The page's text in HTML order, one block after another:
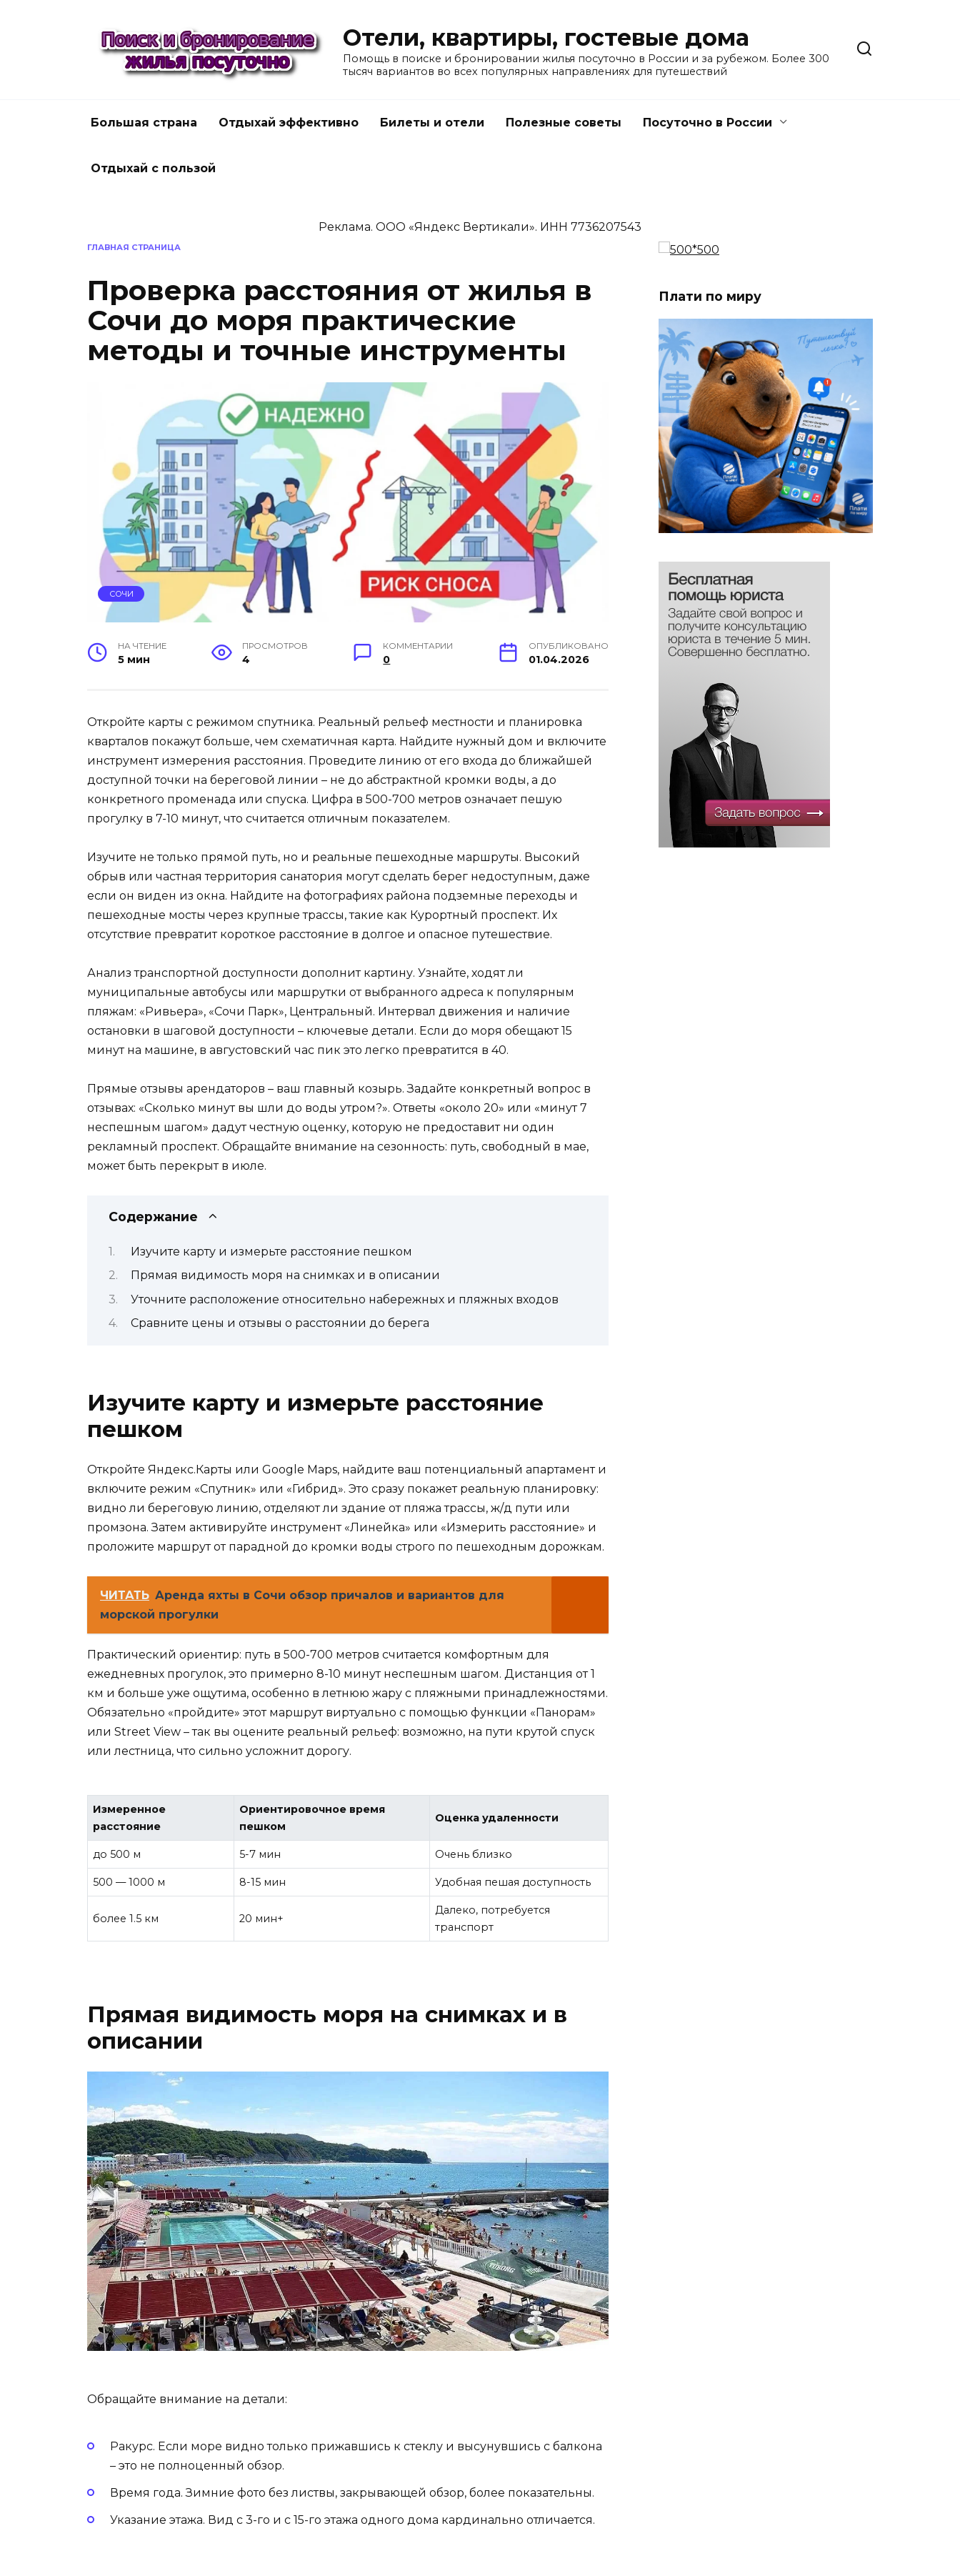
Отели, квартиры, гостевые дома
Помощь в поиске и бронировании жилья посуточно в России и за рубежом. Более 300
тысяч вариантов во всех популярных направлениях для путешествий
Большая страна Отдыхай эффективно Билеты и отели Полезные советы Посуточно в России
Отдыхай с пользой
Реклама. ООО «Яндекс Вертикали». ИНН 7736207543
ГЛАВНАЯ СТРАНИЦА
Проверка расстояния от жилья в
Сочи до моря практические
методы и точные инструменты
СОЧИ
НА ЧТЕНИЕ
5 мин
ПРОСМОТРОВ
4
КОММЕНТАРИИ
0
ОПУБЛИКОВАНО
01.04.2026
Откройте карты с режимом спутника. Реальный рельеф местности и планировка
кварталов покажут больше, чем схематичная карта. Найдите нужный дом и включите
инструмент измерения расстояния. Проведите линию от его входа до ближайшей
доступной точки на береговой линии – не до абстрактной кромки воды, а до
конкретного променада или спуска. Цифра в 500-700 метров означает пешую
прогулку в 7-10 минут, что считается отличным показателем.
Изучите не только прямой путь, но и реальные пешеходные маршруты. Высокий
обрыв или частная территория санатория могут сделать берег недоступным, даже
если он виден из окна. Найдите на фотографиях района подземные переходы и
пешеходные мосты через крупные трассы, такие как Курортный проспект. Их
отсутствие превратит короткое расстояние в долгое и опасное путешествие.
Анализ транспортной доступности дополнит картину. Узнайте, ходят ли
муниципальные автобусы или маршрутки от выбранного адреса к популярным
пляжам: «Ривьера», «Сочи Парк», Центральный. Интервал движения и наличие
остановки в шаговой доступности – ключевые детали. Если до моря обещают 15
минут на машине, в августовский час пик это легко превратится в 40.
Прямые отзывы арендаторов – ваш главный козырь. Задайте конкретный вопрос в
отзывах: «Сколько минут вы шли до воды утром?». Ответы «около 20» или «минут 7
неспешным шагом» дадут честную оценку, которую не предоставит ни один
рекламный проспект. Обращайте внимание на сезонность: путь, свободный в мае,
может быть перекрыт в июле.
Содержание
Изучите карту и измерьте расстояние пешком
Прямая видимость моря на снимках и в описании
Уточните расположение относительно набережных и пляжных входов
Сравните цены и отзывы о расстоянии до берега
Изучите карту и измерьте расстояние
пешком
Откройте Яндекс.Карты или Google Maps, найдите ваш потенциальный апартамент и
включите режим «Спутник» или «Гибрид». Это сразу покажет реальную планировку:
видно ли береговую линию, отделяют ли здание от пляжа трассы, ж/д пути или
промзона. Затем активируйте инструмент «Линейка» или «Измерить расстояние» и
проложите маршрут от парадной до кромки воды строго по пешеходным дорожкам.
ЧИТАТЬ Аренда яхты в Сочи обзор причалов и вариантов для
морской прогулки
Практический ориентир: путь в 500-700 метров считается комфортным для
ежедневных прогулок, это примерно 8-10 минут неспешным шагом. Дистанция от 1
км и больше уже ощутима, особенно в летнюю жару с пляжными принадлежностями.
Обязательно «пройдите» этот маршрут виртуально с помощью функции «Панорам»
или Street View – так вы оцените реальный рельеф: возможно, на пути крутой спуск
или лестница, что сильно усложнит дорогу.
Измеренное
расстояние
Ориентировочное время
пешком
Оценка удаленности
до 500 м 5-7 мин Очень близко
500 — 1000 м 8-15 мин Удобная пешая доступность
более 1.5 км 20 мин+
Далеко, потребуется
транспорт
Прямая видимость моря на снимках и в
описании
Обращайте внимание на детали:
Ракурс. Если море видно только прижавшись к стеклу и высунувшись с балкона
– это не полноценный обзор.
Время года. Зимние фото без листвы, закрывающей обзор, более показательны.
Указание этажа. Вид с 3-го и с 15-го этажа одного дома кардинально отличается.
Плати по миру